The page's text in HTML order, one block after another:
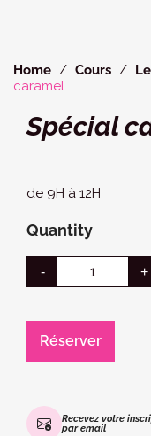
Home Cours
caramel
Spécial
de 9H à 12H
Quantity
Réserver
Recevez votre
par email